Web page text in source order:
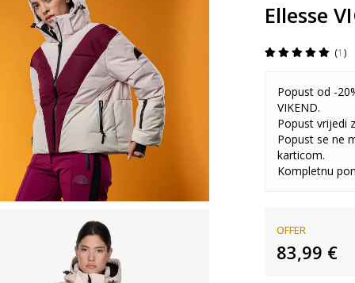
Ellesse
1
Popust od -
VIKEND.
Popust vrijedi
Popust se ne
karticom.
Kompletnu
OFFER
83,99 €